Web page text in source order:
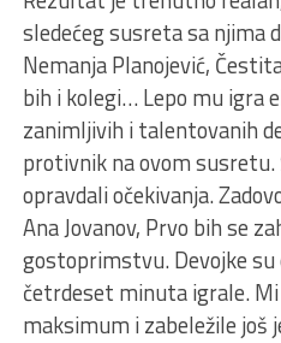
sledećeg susreta sa njima
Nemanja Planojević,
bih i kolegi… Lepo mu igra
zanimljivih i talentovanih
protivnik na ovom
opravdali očekivanja.
Ana Jovanov, Prvo bih se
gostoprimstvu. Devojke
četrdeset minuta igrale.
maksimum i zabeležile još